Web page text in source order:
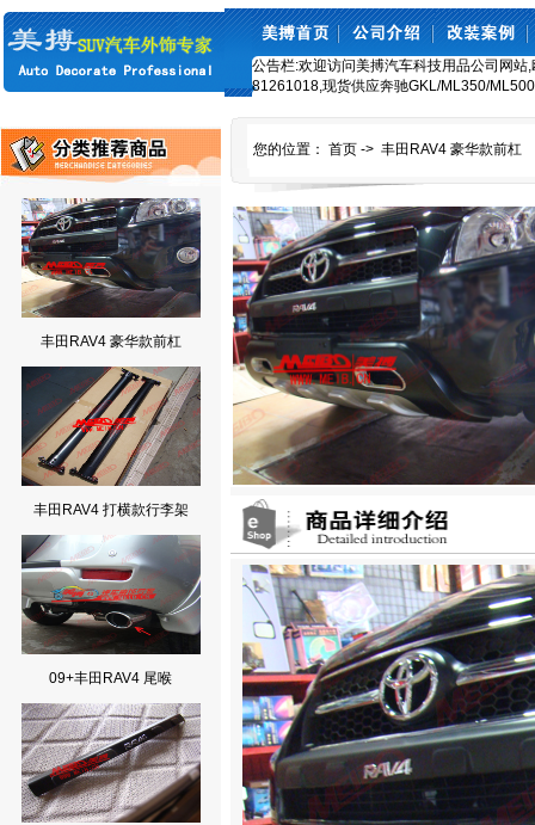
公告栏:欢迎访问美搏汽车科技用品公司网
81261018,现货供应奔驰GKL/ML350/
丰田RAV4 豪华款前杠
丰田RAV4 打横款行李架
09+丰田RAV4 尾喉
您的位置： 首页 -> 丰田RAV4 豪华款前杠